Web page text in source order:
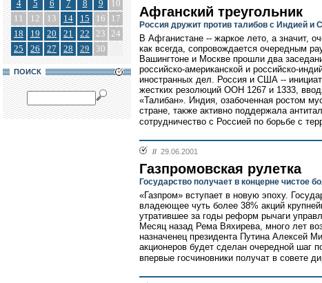
4
5 6 7 8 9
10
11
12 13 14 15 16
17
18
19 20 21 22 23 24
25
26 27 28 29 30
ПОИСК
Афганский треугольник
Россия дружит против талибов с Индией и
В Афганистане -- жаркое лето, а значит,
как всегда, сопровождается очередным
Вашингтоне и Москве прошли два
российско-американской и российско-
иностранных дел. Россия и США --
жестких резолюций ООН 1267 и 1333,
«Талибан». Индия, озабоченная ростом
стране, также активно поддержала
сотрудничество с Россией по борьбе с
// 29.06.2001
Газпромовская рулетка
Государство получает в концерне чистое
«Газпром» вступает в новую эпоху.
владеющее чуть более 38% акций
утратившее за годы реформ рычаги
Месяц назад Рема Вяхирева, много лет
назначенец президента Путина Алексей
акционеров будет сделан очередной шаг
впервые госчиновники получат в совете